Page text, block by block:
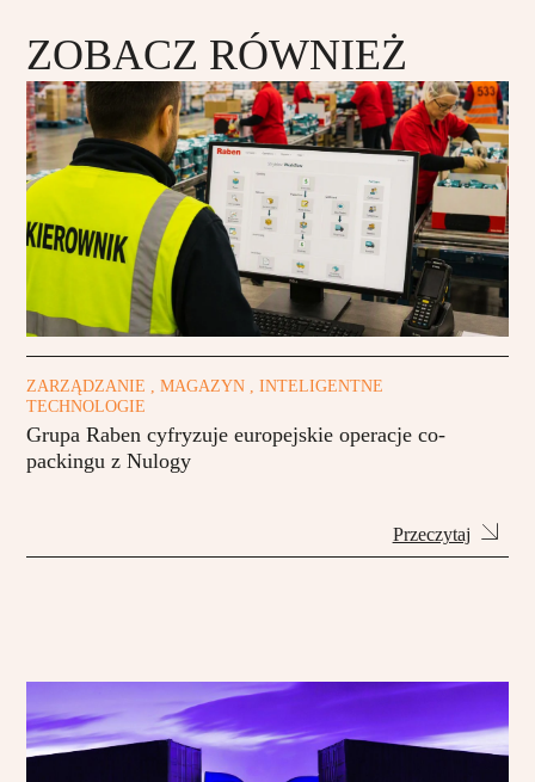
ZOBACZ RÓWNIEŻ
ZARZĄDZANIE , MAGAZYN , INTELIGENTNE
TECHNOLOGIE
Grupa Raben cyfryzuje europejskie operacje co-
packingu z Nulogy
Przeczytaj